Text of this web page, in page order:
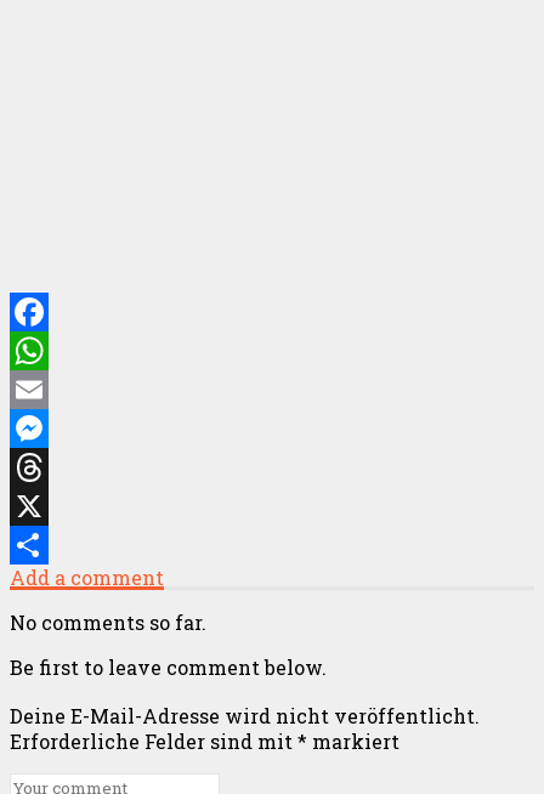
Facebook
WhatsApp
Email
Messenger
Threads
X
Teilen
Add a comment
No comments so far.
Be first to leave comment below.
Deine E-Mail-Adresse wird nicht veröffentlicht.
Erforderliche Felder sind mit * markiert